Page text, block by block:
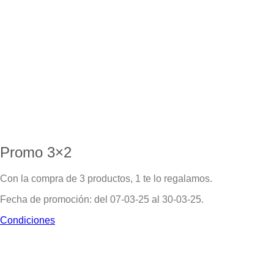
Promo 3×2
Con la compra de 3 productos, 1 te lo regalamos.
Fecha de promoción: del 07-03-25 al 30-03-25.
Condiciones